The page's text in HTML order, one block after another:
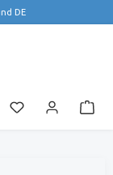
DE
Du hast 0